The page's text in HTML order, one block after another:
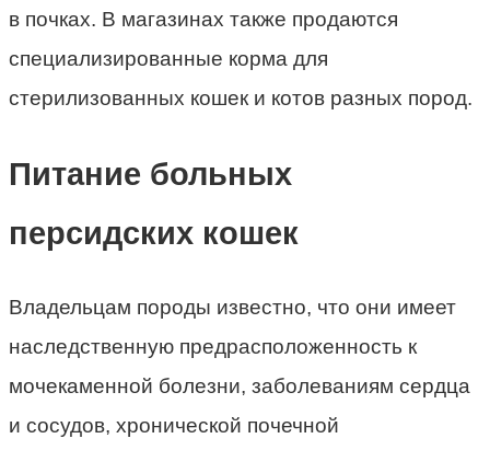
в почках. В магазинах также продаются
специализированные корма для
стерилизованных кошек и котов разных пород.
Питание больных
персидских кошек
Владельцам породы известно, что они имеет
наследственную предрасположенность к
мочекаменной болезни, заболеваниям сердца
и сосудов, хронической почечной